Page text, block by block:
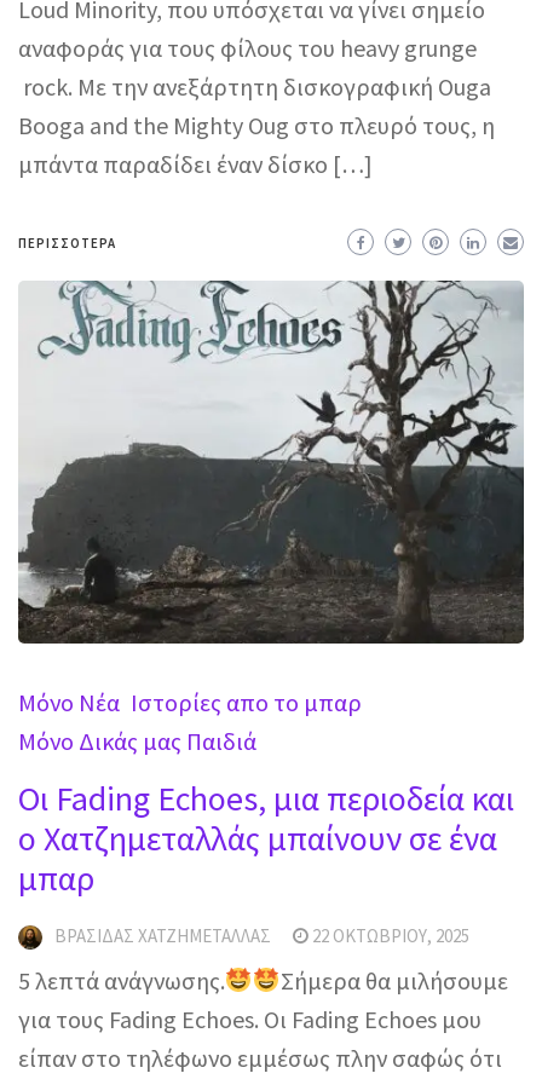
Loud Minority, που υπόσχεται να γίνει σημείο
αναφοράς για τους φίλους του heavy grunge
rock. Με την ανεξάρτητη δισκογραφική Ouga
Booga and the Mighty Oug στο πλευρό τους, η
μπάντα παραδίδει έναν δίσκο […]
ΠΕΡΙΣΣΌΤΕΡΑ
Mόνο Νέα Ιστορίες απο το μπαρ
Μόνο Δικάς μας Παιδιά
Οι Fading Echoes, μια περιοδεία και
ο Χατζημεταλλάς μπαίνουν σε ένα
μπαρ
ΒΡΑΣΊΔΑΣ ΧΑΤΖΗΜΕΤΑΛΛΆΣ 22 ΟΚΤΩΒΡΊΟΥ, 2025
5 λεπτά ανάγνωσης.
Σήμερα θα μιλήσουμε
για τους Fading Echoes. Οι Fading Echoes μου
είπαν στο τηλέφωνο εμμέσως πλην σαφώς ότι